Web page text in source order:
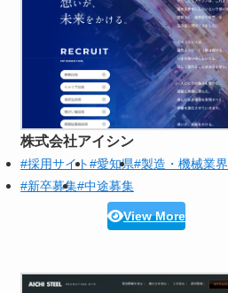
株式会社アイシン
#採用サイト#愛知県#製造・機械業界
#新卒募集#中途募集
View More